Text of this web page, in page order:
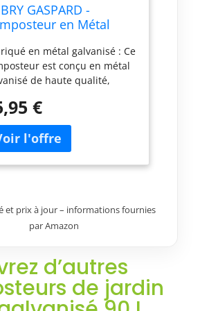
GASPARD -
en Métal
À Monter - Design
- Résistant À La
- Idéal pour
- Couleur Acier -
Ø48 H70
en métal galvanisé : Ce
est conçu en métal
de haute qualité,
à la corrosion et
intempéries Sa durabilité
une utilisation
même dans des
extérieures difficiles,
de 100 litres : Avec
capacité d'environ 100
à grande Il permet de
une quantité significative
organiques,
€
et prix à jour – informations fournies
par Amazon
d’autres
de jardin